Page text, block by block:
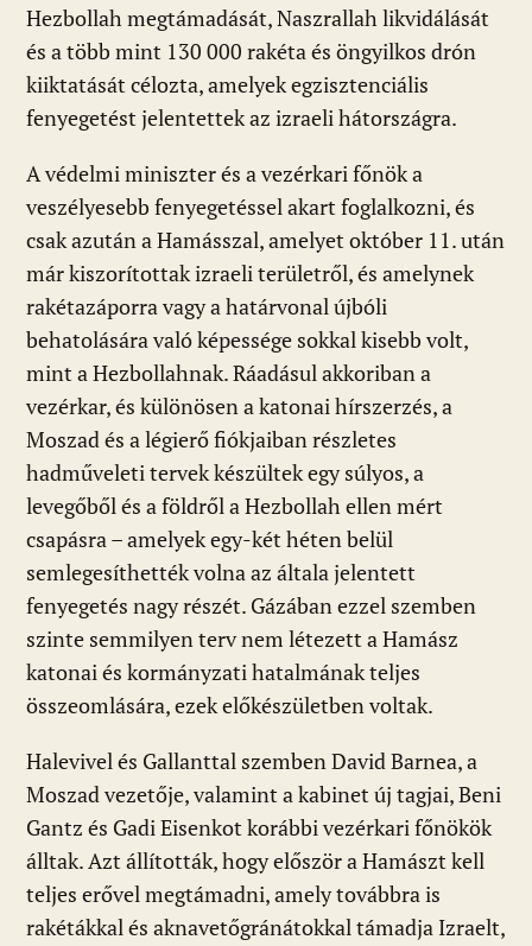
Hezbollah megtámadását, Naszrallah likvidálását
és a több mint 130 000 rakéta és öngyilkos drón
kiiktatását célozta, amelyek egzisztenciális
fenyegetést jelentettek az izraeli hátországra.
A védelmi miniszter és a vezérkari főnök a
veszélyesebb fenyegetéssel akart foglalkozni, és
csak azután a Hamásszal, amelyet október 11. után
már kiszorítottak izraeli területről, és amelynek
rakétazáporra vagy a határvonal újbóli
behatolására való képessége sokkal kisebb volt,
mint a Hezbollahnak. Ráadásul akkoriban a
vezérkar, és különösen a katonai hírszerzés, a
Moszad és a légierő fiókjaiban részletes
hadműveleti tervek készültek egy súlyos, a
levegőből és a földről a Hezbollah ellen mért
csapásra – amelyek egy-két héten belül
semlegesíthették volna az általa jelentett
fenyegetés nagy részét. Gázában ezzel szemben
szinte semmilyen terv nem létezett a Hamász
katonai és kormányzati hatalmának teljes
összeomlására, ezek előkészületben voltak.
Halevivel és Gallanttal szemben David Barnea, a
Moszad vezetője, valamint a kabinet új tagjai, Beni
Gantz és Gadi Eisenkot korábbi vezérkari főnökök
álltak. Azt állították, hogy először a Hamászt kell
teljes erővel megtámadni, amely továbbra is
rakétákkal és aknavetőgránátokkal támadja Izraelt,